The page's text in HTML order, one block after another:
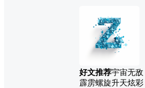
好文推荐宇宙无敌
霹雳螺旋升天炫彩